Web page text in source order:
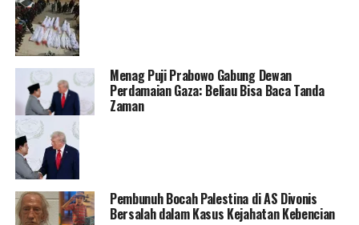
Menag Puji Prabowo Gabung Dewan
Perdamaian Gaza: Beliau Bisa Baca Tanda
Zaman
Pembunuh Bocah Palestina di AS Divonis
Bersalah dalam Kasus Kejahatan Kebencian